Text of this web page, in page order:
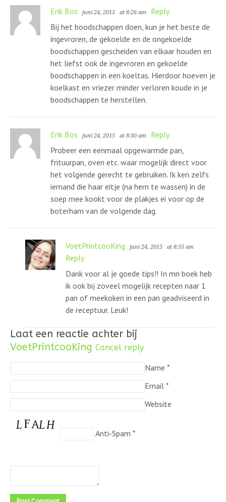
Erik Bos juni 24, 2015 at 8:26 am
Reply
Bij het boodschappen doen, kun je het beste de
ingevroren, de gekoelde en de ongekoelde
boodschappen gescheiden van elkaar houden en
het liefst ook de ingevroren en gekoelde
boodschappen in een koeltas. Hierdoor hoeven je
koelkast en vriezer minder verloren koude in je
boodschappen te herstellen.
Erik Bos juni 24, 2015 at 8:30 am
Reply
Probeer een eenmaal opgewarmde pan,
frituurpan, oven etc. waar mogelijk direct voor
het volgende gerecht te gebruiken. Ik ken zelfs
iemand die haar eitje (na hem te wassen) in de
soep mee kookt voor de plakjes ei voor op de
boterham van de volgende dag.
VoetPrintcooKing juni 24, 2015 at 8:55 am
Reply
Dank voor al je goede tips!! In mn boek heb
ik ook bij zoveel mogelijk recepten naar 1
pan of meekoken in een pan geadviseerd in
de receptuur. Leuk!
Laat een reactie achter bij
VoetPrintcooKing Cancel reply
Name *
Email *
Website
Anti-Spam *